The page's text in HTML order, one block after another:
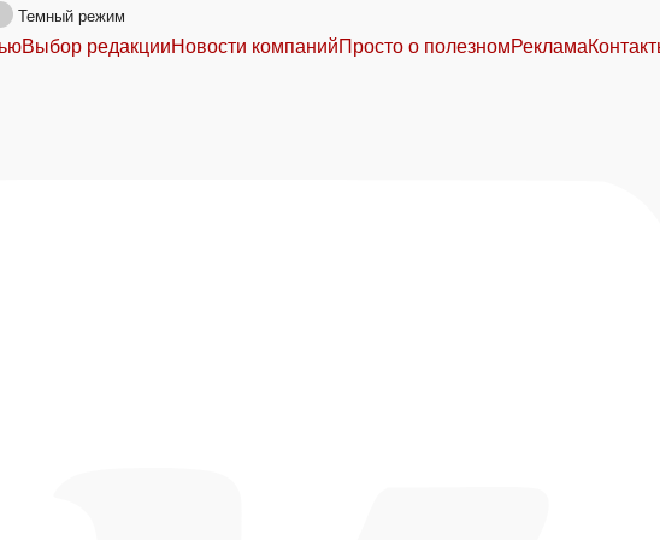
Темный режим
Выбор редакцииНовости компанийПросто о полезномРеклама